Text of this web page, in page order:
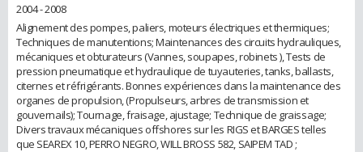
2004 - 2008
Alignement des pompes, paliers, moteurs électriques et thermiques;
Techniques de manutentions; Maintenances des circuits hydrauliques,
mécaniques et obturateurs (Vannes, soupapes, robinets ), Tests de
pression pneumatique et hydraulique de tuyauteries, tanks, ballasts,
citernes et réfrigérants. Bonnes expériences dans la maintenance des
organes de propulsion, (Propulseurs, arbres de transmission et
gouvernails); Tournage, fraisage, ajustage; Technique de graissage;
Divers travaux mécaniques offshores sur les RIGS et BARGES telles
que SEAREX 10, PERRO NEGRO, WILL BROSS 582, SAIPEM TAD ;